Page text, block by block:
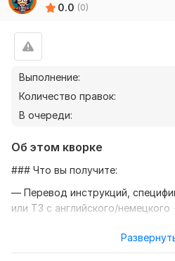
0.0 (0)
Выполнение:
Количество правок:
В очереди:
Об этом кворке
### Что вы получите:
— Перевод инструкций,
или ТЗ с английского/немецкого